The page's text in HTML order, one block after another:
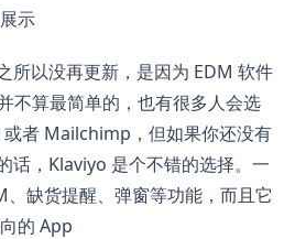
示
所以没再更新，是因为 EDM 软件
不算最简单的，也有很多人会选
者 Mailchimp，但如果你还没有
话，Klaviyo 是个不错的选择。一
缺货提醒、弹窗等功能，而且它
的 App